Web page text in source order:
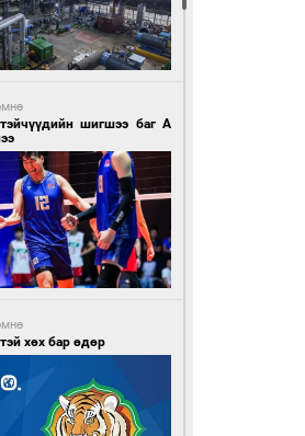
шигшээ баг А
хөх бар өдөр